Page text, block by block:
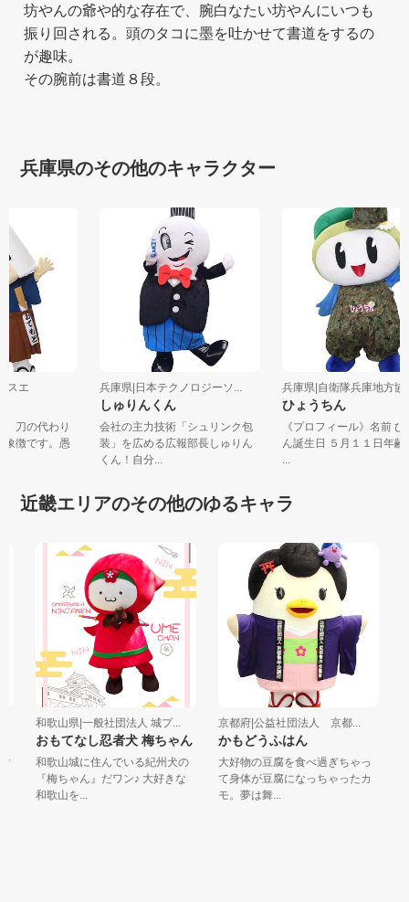
坊やんの爺や的な存在で、腕白なたい坊やんにいつも
振り回される。頭のタコに墨を吐かせて書道をするの
が趣味。
その腕前は書道８段。
兵庫県のその他のキャラクター
スエ
、刀の代わり
象徴です。愚
兵庫県|日本テクノロジーソ...
しゅりんくん
会社の主力技術「シュリンク包
装」を広める広報部長しゅりん
くん！自分...
兵庫県|自衛隊兵庫地方
ひょうちん
《プロフィール》名前
ん誕生日 ５月１１日年
近畿エリアのその他のゆるキャラ
和歌山県|一般社団法人 城プ...
おもてなし忍者犬 梅ちゃん
和歌山城に住んでいる紀州犬の
『梅ちゃん』だワン♪ 大好きな
和歌山を...
京都府|公益社団法人 京都...
かもどうふはん
大好物の豆腐を食べ過ぎちゃっ
て身体が豆腐になっちゃったカ
モ。夢は舞...